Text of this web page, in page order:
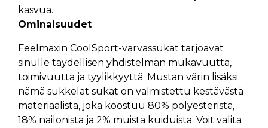
kasvua.
Ominaisuudet
Feelmaxin CoolSport-varvassukat tarjoavat
sinulle täydellisen yhdistelmän mukavuutta,
toimivuutta ja tyylikkyyttä. Mustan värin lisäksi
nämä sukkelat sukat on valmistettu kestävästä
materiaalista, joka koostuu 80% polyesteristä,
18% nailonista ja 2% muista kuiduista. Voit valita